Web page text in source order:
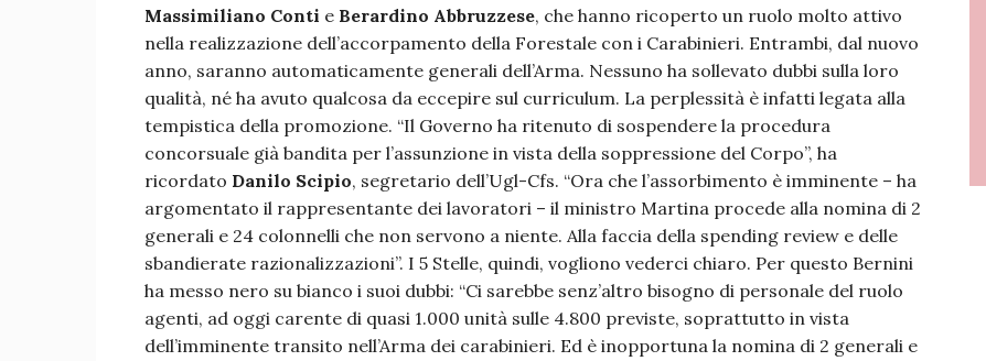
Massimiliano Conti e Berardino Abbruzzese, che hanno ricoperto un ruolo molto attivo
nella realizzazione dell’accorpamento della Forestale con i Carabinieri. Entrambi, dal nuovo
anno, saranno automaticamente generali dell’Arma. Nessuno ha sollevato dubbi sulla loro
qualità, né ha avuto qualcosa da eccepire sul curriculum. La perplessità è infatti legata alla
tempistica della promozione. “Il Governo ha ritenuto di sospendere la procedura
concorsuale già bandita per l’assunzione in vista della soppressione del Corpo”, ha
ricordato Danilo Scipio, segretario dell’Ugl-Cfs. “Ora che l’assorbimento è imminente – ha
argomentato il rappresentante dei lavoratori – il ministro Martina procede alla nomina di 2
generali e 24 colonnelli che non servono a niente. Alla faccia della spending review e delle
sbandierate razionalizzazioni”. I 5 Stelle, quindi, vogliono vederci chiaro. Per questo Bernini
ha messo nero su bianco i suoi dubbi: “Ci sarebbe senz’altro bisogno di personale del ruolo
agenti, ad oggi carente di quasi 1.000 unità sulle 4.800 previste, soprattutto in vista
dell’imminente transito nell’Arma dei carabinieri. Ed è inopportuna la nomina di 2 generali e